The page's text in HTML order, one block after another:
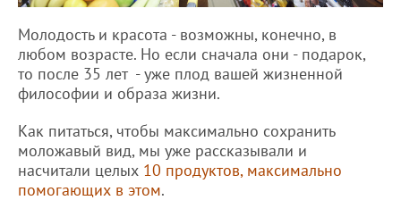
Молодость и красота - возможны, конечно, в
любом возрасте. Но если сначала они - подарок,
то после 35 лет - уже плод вашей жизненной
философии и образа жизни.
Как питаться, чтобы максимально сохранить
моложавый вид, мы уже рассказывали и
насчитали целых 10 продуктов, максимально
помогающих в этом.